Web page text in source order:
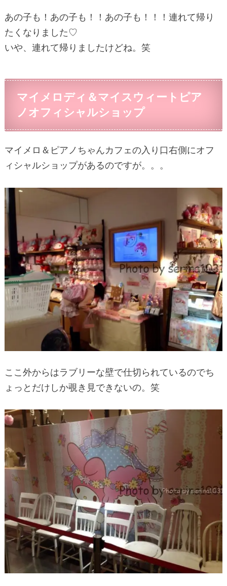
あの子も！あの子も！！あの子も！！！連れて帰り
たくなりました♡
いや、連れて帰りましたけどね。笑
マイメロディ＆マイスウィートピア
ノオフィシャルショップ
マイメロ＆ピアノちゃんカフェの入り口右側にオフ
ィシャルショップがあるのですが。。。
ここ外からはラブリーな壁で仕切られているのでち
ょっとだけしか覗き見できないの。笑